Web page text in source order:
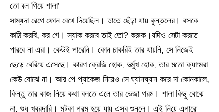
তো বল গিয়ে শালা’
সাম্যদা রেগে ফোন রেখে দিয়েছিল। তাতে ছেঁড়া যায় কুন্তলের। বসকে
কাঠি করবি, কর গে। স্যাক করবে তাই তো? করুক।যদিও সেটা করতে
পারবে না এরা। কেউই পারেনি। কোন চাকরিই তার যায়নি, সে নিজেই
ছেড়ে বেরিয়ে এসেছে। কারণ ক্রেজি হোক, দুর্মুখ হোক, তার মতো ক্যামেরা
কেউ বোঝে না। আর পে প্যাকেজ নিয়েও সে ঘ্যানঘ্যান করে না কোনকালে,
কিন্তু তার কাজ নিয়ে কথা বলতে এলে তার ভেজা গরম। শালা কিছু বোঝে
না, শুধু খবরদারি। মটকা গরম হয়ে যায় এসব শুনলে। এই নিয়ে এগারো